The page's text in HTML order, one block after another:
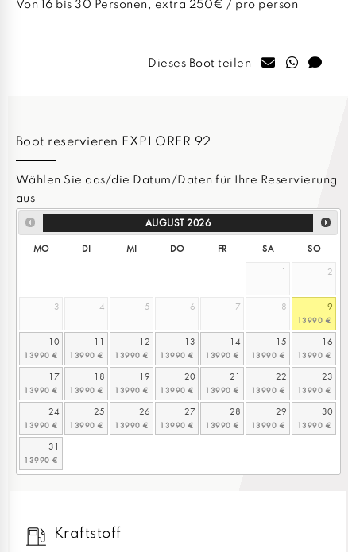
Von 16 bis 30 Personen, extra 250€ / pro person
Dieses Boot teilen
Boot reservieren EXPLORER 92
Wählen Sie das/die Datum/Daten für Ihre Reservierung
aus
AUGUST 2026
MO DI MI DO FR SA
SO
1
2
3 4 5 6 7 8 9
10 11 12 13 14 15 16
17 18 19 20 21 22 23
24 25 26 27 28 29 30
31
Kraftstoff